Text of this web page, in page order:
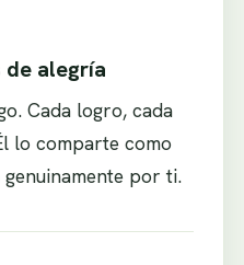
de alegría
Cada logro, cada
lo comparte como
por ti.